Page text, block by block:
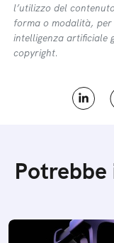
l’utilizzo del
forma o modalità,
intelligenza artificiale
copyright.